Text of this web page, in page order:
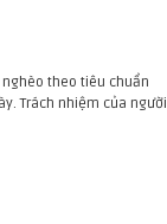
theo tiêu chuẩn
Trách nhiệm của người